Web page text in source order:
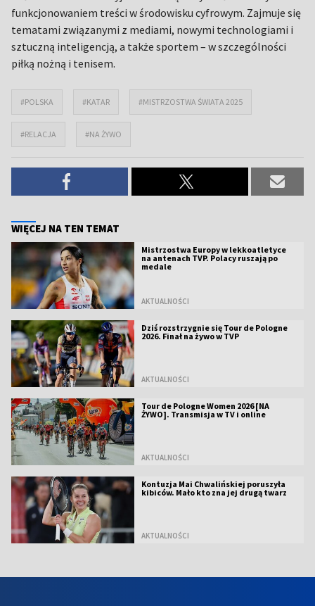
funkcjonowaniem treści w środowisku cyfrowym. Zajmuje się
tematami związanymi z mediami, nowymi technologiami i
sztuczną inteligencją, a także sportem – w szczególności
piłką nożną i tenisem.
#POLSKA #KATAR #MISTRZOSTWA ŚWIATA 2025
#RELACJA #NA ŻYWO
WIĘCEJ NA TEN TEMAT
Mistrzostwa Europy w lekkoatletyce
na antenach TVP. Polacy ruszają po
medale
AKTUALNOŚCI
Dziś rozstrzygnie się Tour de Pologne
2026. Finał na żywo w TVP
AKTUALNOŚCI
Tour de Pologne Women 2026 [NA
ŻYWO]. Transmisja w TV i online
AKTUALNOŚCI
Kontuzja Mai Chwalińskiej poruszyła
kibiców. Mało kto zna jej drugą twarz
AKTUALNOŚCI